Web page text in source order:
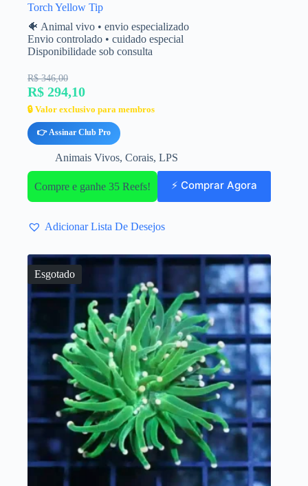
Torch Yellow Tip
🐠 Animal vivo • envio especializado
Envio controlado • cuidado especial
Disponibilidade sob consulta
R$ 346,00
R$ 294,10
🔒 Valor exclusivo para membros
👉 Assinar Club Pro
Animais Vivos, Corais, LPS
Compre e ganhe 35 Reefs! ⚡ Comprar Agora
Adicionar Lista De Desejos
Esgotado